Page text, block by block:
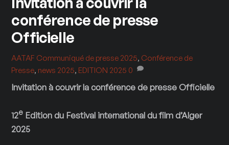
conférence de presse
Officielle
AATAF Communiqué de presse 2025, Conférence de
Presse, news 2025, EDITION 2025 0
Invitation à couvrir la conférence de presse Officielle
12e Edition du Festival international du film d’Alger
2025